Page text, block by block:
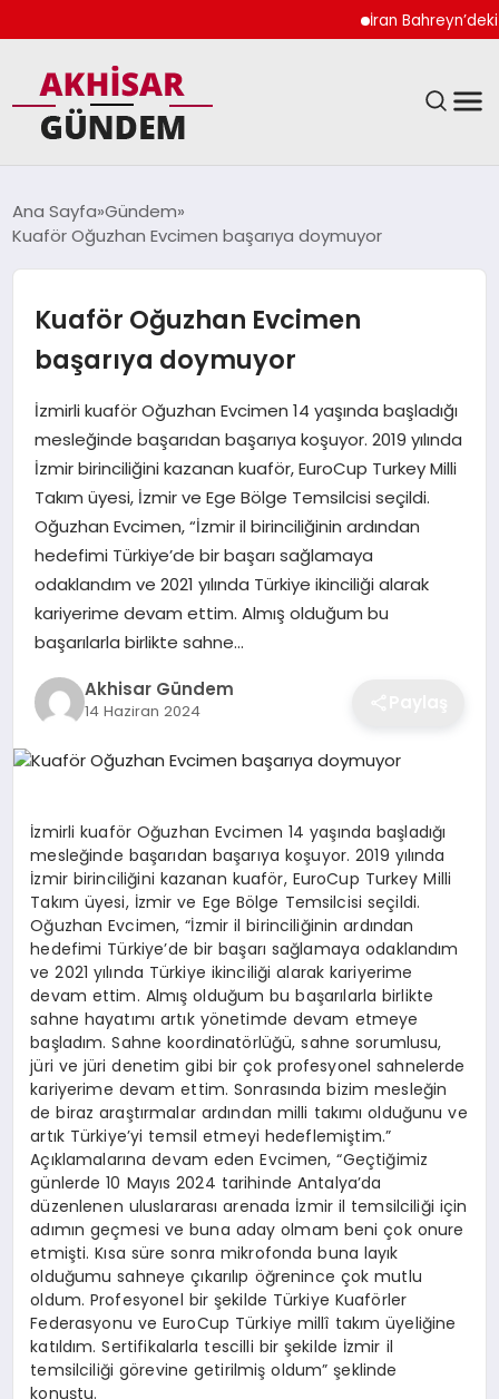
İran Bahreyn’deki
EKONOMI
SPOR
TEKNOLOJI
YAŞAM
Ana Sayfa Gündem
Kuaför Oğuzhan Evcimen başarıya doymuyor
Kuaför Oğuzhan Evcimen
başarıya doymuyor
İzmirli kuaför Oğuzhan Evcimen 14 yaşında başladığı
mesleğinde başarıdan başarıya koşuyor. 2019 yılında
İzmir birinciliğini kazanan kuaför, EuroCup Turkey Milli
Takım üyesi, İzmir ve Ege Bölge Temsilcisi seçildi.
Oğuzhan Evcimen, “İzmir il birinciliğinin ardından
hedefimi Türkiye’de bir başarı sağlamaya
odaklandım ve 2021 yılında Türkiye ikinciliği alarak
kariyerime devam ettim. Almış olduğum bu
başarılarla birlikte sahne…
Akhisar Gündem
14 Haziran 2024
İzmirli kuaför Oğuzhan Evcimen 14 yaşında başladığı
mesleğinde başarıdan başarıya koşuyor. 2019 yılında
İzmir birinciliğini kazanan kuaför, EuroCup Turkey Milli
Takım üyesi, İzmir ve Ege Bölge Temsilcisi seçildi.
Oğuzhan Evcimen, “İzmir il birinciliğinin ardından
hedefimi Türkiye’de bir başarı sağlamaya odaklandım
ve 2021 yılında Türkiye ikinciliği alarak kariyerime
devam ettim. Almış olduğum bu başarılarla birlikte
sahne hayatımı artık yönetimde devam etmeye
başladım. Sahne koordinatörlüğü, sahne sorumlusu,
jüri ve jüri denetim gibi bir çok profesyonel sahnelerde
kariyerime devam ettim. Sonrasında bizim mesleğin
de biraz araştırmalar ardından milli takımı olduğunu ve
artık Türkiye’yi temsil etmeyi hedeflemiştim.”
Açıklamalarına devam eden Evcimen, “Geçtiğimiz
günlerde 10 Mayıs 2024 tarihinde Antalya’da
düzenlenen uluslararası arenada İzmir il temsilciliği için
adımın geçmesi ve buna aday olmam beni çok onure
etmişti. Kısa süre sonra mikrofonda buna layık
olduğumu sahneye çıkarılıp öğrenince çok mutlu
oldum. Profesyonel bir şekilde Türkiye Kuaförler
Federasyonu ve EuroCup Türkiye millî takım üyeliğine
katıldım. Sertifikalarla tescilli bir şekilde İzmir il
temsilciliği görevine getirilmiş oldum” şeklinde
konuştu.